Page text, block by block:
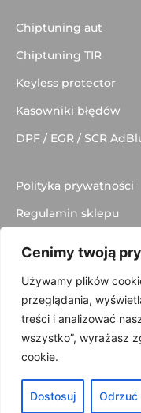
Cenimy twoją
Używamy plików
przeglądania,
treści i analizować
wszystko”, wyrażasz
cookie.
Dostosuj
Chiptuning aut
Chiptuning TIR
Keyless protector
Kasowniki błędów
DPF / EGR / SCR
Polityka prywatności
Regulamin sklepu
© 2025 made with